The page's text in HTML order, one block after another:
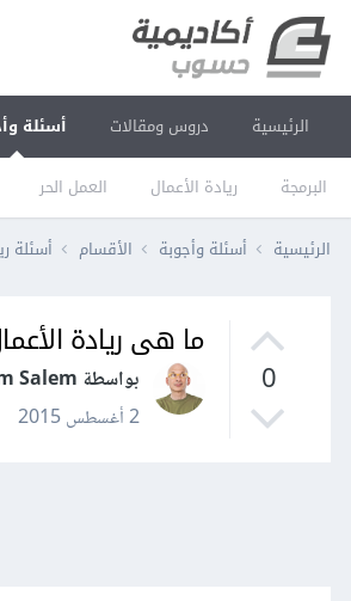
الرئيسية دروس ومقالات أسئلة
البرمجة ريادة الأعمال العمل الحر
الرئيسية أسئلة وأجوبة الأقسام أسئلة
0
ما هى ريادة
بواسطة Hossam Salem
2 أغسطس 2015